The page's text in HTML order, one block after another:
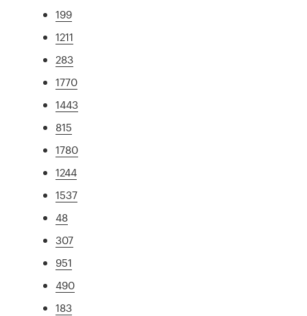
199
1211
283
1770
1443
815
1780
1244
1537
48
307
951
490
183